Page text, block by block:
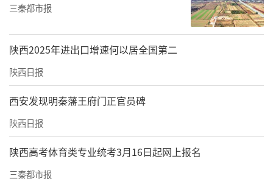
三秦都市报
陕西2025年进出口增速何以居全国第二
陕西日报
西安发现明秦藩王府门正官员碑
陕西日报
陕西高考体育类专业统考3月16日起网上报名
三秦都市报